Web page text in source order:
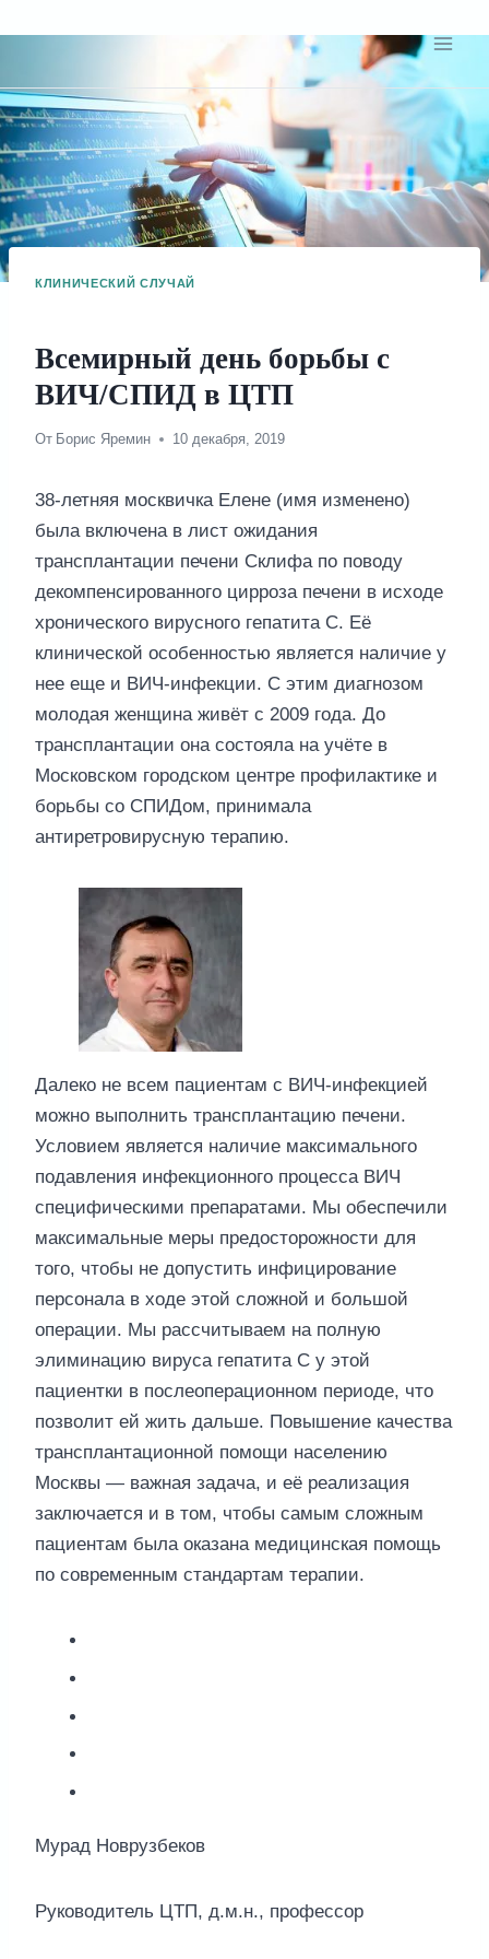
КЛИНИЧЕСКИЙ СЛУЧАЙ
Всемирный день борьбы с
ВИЧ/СПИД в ЦТП
От Борис Яремин 10 декабря, 2019
38-летняя москвичка Елене (имя изменено)
была включена в лист ожидания
трансплантации печени Склифа по поводу
декомпенсированного цирроза печени в исходе
хронического вирусного гепатита С. Её
клинической особенностью является наличие у
нее еще и ВИЧ-инфекции. С этим диагнозом
молодая женщина живёт с 2009 года. До
трансплантации она состояла на учёте в
Московском городском центре профилактике и
борьбы со СПИДом, принимала
антиретровирусную терапию.
Далеко не всем пациентам с ВИЧ-инфекцией
можно выполнить трансплантацию печени.
Условием является наличие максимального
подавления инфекционного процесса ВИЧ
специфическими препаратами. Мы обеспечили
максимальные меры предосторожности для
того, чтобы не допустить инфицирование
персонала в ходе этой сложной и большой
операции. Мы рассчитываем на полную
элиминацию вируса гепатита С у этой
пациентки в послеоперационном периоде, что
позволит ей жить дальше. Повышение качества
трансплантационной помощи населению
Москвы — важная задача, и её реализация
заключается и в том, чтобы самым сложным
пациентам была оказана медицинская помощь
по современным стандартам терапии.
Мурад Новрузбеков
Руководитель ЦТП, д.м.н., профессор